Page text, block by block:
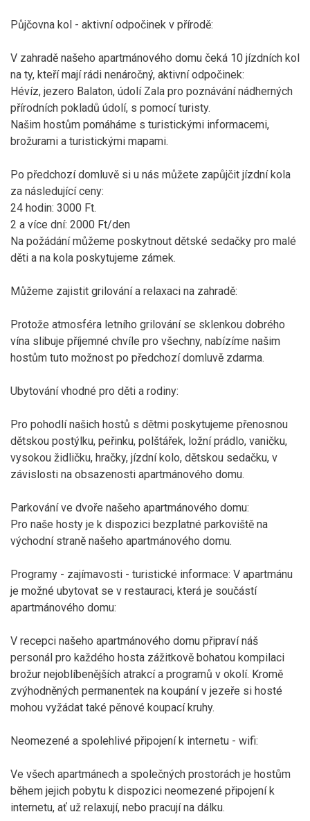
Půjčovna kol - aktivní odpočinek v přírodě:
V zahradě našeho apartmánového domu čeká 10 jízdních kol
na ty, kteří mají rádi nenáročný, aktivní odpočinek:
Hévíz, jezero Balaton, údolí Zala pro poznávání nádherných
přírodních pokladů údolí, s pomocí turisty.
Našim hostům pomáháme s turistickými informacemi,
brožurami a turistickými mapami.
Po předchozí domluvě si u nás můžete zapůjčit jízdní kola
za následující ceny:
24 hodin: 3000 Ft.
2 a více dní: 2000 Ft/den
Na požádání můžeme poskytnout dětské sedačky pro malé
děti a na kola poskytujeme zámek.
Můžeme zajistit grilování a relaxaci na zahradě:
Protože atmosféra letního grilování se sklenkou dobrého
vína slibuje příjemné chvíle pro všechny, nabízíme našim
hostům tuto možnost po předchozí domluvě zdarma.
Ubytování vhodné pro děti a rodiny:
Pro pohodlí našich hostů s dětmi poskytujeme přenosnou
dětskou postýlku, peřinku, polštářek, ložní prádlo, vaničku,
vysokou židličku, hračky, jízdní kolo, dětskou sedačku, v
závislosti na obsazenosti apartmánového domu.
Parkování ve dvoře našeho apartmánového domu:
Pro naše hosty je k dispozici bezplatné parkoviště na
východní straně našeho apartmánového domu.
Programy - zajímavosti - turistické informace: V apartmánu
je možné ubytovat se v restauraci, která je součástí
apartmánového domu:
V recepci našeho apartmánového domu připraví náš
personál pro každého hosta zážitkově bohatou kompilaci
brožur nejoblíbenějších atrakcí a programů v okolí. Kromě
zvýhodněných permanentek na koupání v jezeře si hosté
mohou vyžádat také pěnové koupací kruhy.
Neomezené a spolehlivé připojení k internetu - wifi:
Ve všech apartmánech a společných prostorách je hostům
během jejich pobytu k dispozici neomezené připojení k
internetu, ať už relaxují, nebo pracují na dálku.